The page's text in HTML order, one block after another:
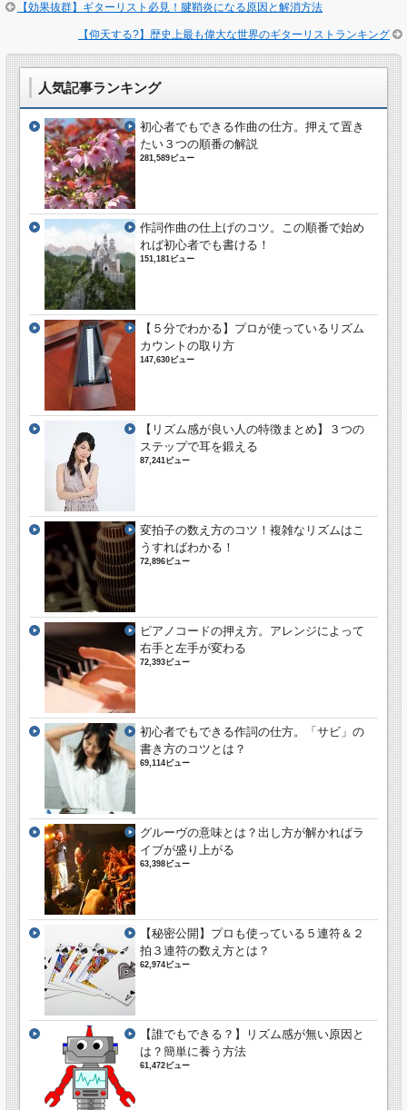
【効果抜群】ギターリスト必見！腱鞘炎になる原因と解消方法
【仰天する?】歴史上最も偉大な世界のギターリストランキング
人気記事ランキング
初心者でもできる作曲の仕方。押えて置き
たい３つの順番の解説
281,589ビュー
作詞作曲の仕上げのコツ。この順番で始め
れば初心者でも書ける！
151,181ビュー
【５分でわかる】プロが使っているリズム
カウントの取り方
147,630ビュー
【リズム感が良い人の特徴まとめ】３つの
ステップで耳を鍛える
87,241ビュー
変拍子の数え方のコツ！複雑なリズムはこ
うすればわかる！
72,896ビュー
ピアノコードの押え方。アレンジによって
右手と左手が変わる
72,393ビュー
初心者でもできる作詞の仕方。「サビ」の
書き方のコツとは？
69,114ビュー
グルーヴの意味とは？出し方が解かればラ
イブが盛り上がる
63,398ビュー
【秘密公開】プロも使っている５連符＆２
拍３連符の数え方とは？
62,974ビュー
【誰でもできる？】リズム感が無い原因と
は？簡単に養う方法
61,472ビュー